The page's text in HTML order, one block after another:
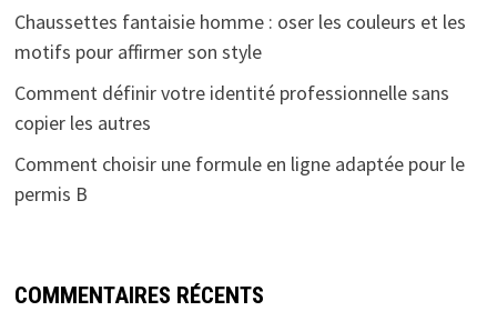
Chaussettes fantaisie homme : oser les couleurs et les
motifs pour affirmer son style
Comment définir votre identité professionnelle sans
copier les autres
Comment choisir une formule en ligne adaptée pour le
permis B
COMMENTAIRES RÉCENTS